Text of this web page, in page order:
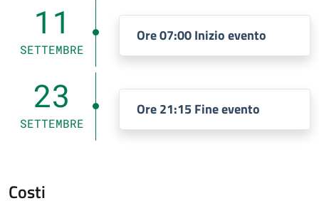
11
SETTEMBRE
Ore 07:00 Inizio evento
23
SETTEMBRE
Ore 21:15 Fine evento
Costi